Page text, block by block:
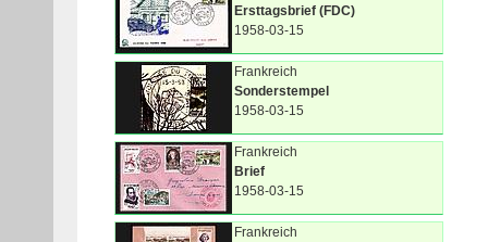
Ersttagsbrief (FDC)
1958-03-15
Frankreich
Sonderstempel
1958-03-15
Frankreich
Brief
1958-03-15
Frankreich